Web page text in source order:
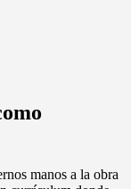
manos a la obra